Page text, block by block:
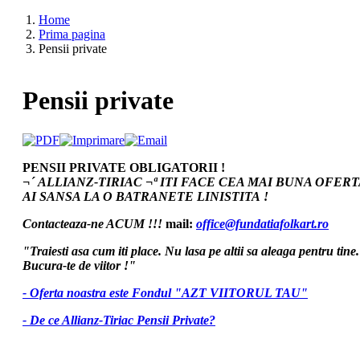
Home
Prima pagina
Pensii private
Pensii private
PENSII PRIVATE OBLIGATORII !
¬´ ALLIANZ-TIRIAC ¬ª ITI FACE CEA MAI BUNA
AI SANSA LA O BATRANETE LINISTITA !
Contacteaza-ne ACUM !!! mail: office@fundatiafolkart.ro
"Traiesti asa cum iti place. Nu lasa pe altii sa aleaga pentru
Bucura-te de viitor !"
- Oferta noastra este Fondul "AZT VIITORUL TAU"
- De ce Allianz-Tiriac Pensii Private?